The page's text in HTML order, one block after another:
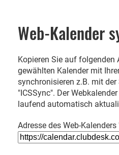
Web-Kalender
Kopieren Sie auf folgenden
gewählten Kalender mit
synchronisieren z.B. mit
"ICSSync". Der
laufend automatisch
Adresse des Web-Kalenders